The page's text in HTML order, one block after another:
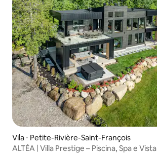
Vila ⋅ Petite-Rivière-Saint-François
ALTÉA | Villa Prestige – Piscina, Spa e Vista